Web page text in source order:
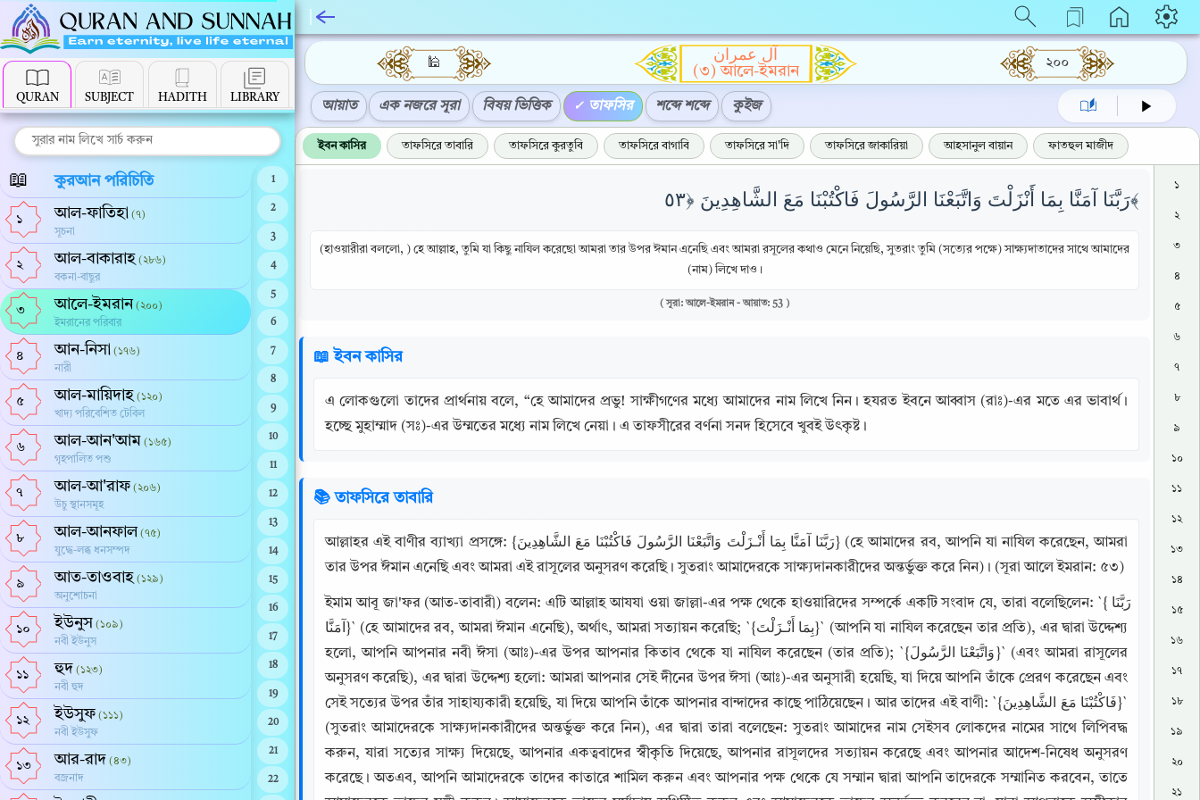
QURAN SUBJECT HADITH LIBRARY
📖 কুরআন পরিচিতি
১ আল-ফাতিহা (৭)
সূচনা
২ আল-বাকারাহ (২৮৬)
বকনা-বাছুর
৩ আলে-ইমরান (২০০)
ইমরানের পরিবার
৪ আন-নিসা (১৭৬)
নারী
৫ আল-মায়িদাহ (১২০)
খাদ্য পরিবেশিত টেবিল
৬ আল-আন'আম (১৬৫)
গৃহপালিত পশু
৭ আল-আ'রাফ (২০৬)
উচু স্থানসমূহ
৮ আল-আনফাল (৭৫)
যুদ্ধে-লব্ধ ধনসম্পদ
৯ আত-তাওবাহ (১২৯)
অনুশোচনা
১০ ইউনুস (১০৯)
নবী ইউনুস
১১ হুদ (১২৩)
নবী হুদ
১২ ইউসুফ (১১১)
নবী ইউসুফ
১৩ আর-রাদ (৪৩)
বজ্রনাদ
1
2
3
4
5
6
7
8
9
10
11
12
13
14
15
16
17
18
19
20
21
22
🕌
آل عمران
(৩) আলে-ইমরান
২০০
আয়াত এক নজরে সূরা বিষয় ভিত্তিক তাফসির শব্দে শব্দে কুইজ
ইবন কাসির তাফসিরে তাবারি তাফসিরে কুরতুবি তাফসিরে বাগাবি তাফসিরে সা'দি তাফসিরে জাকারিয়া আহসানুল বায়ান ফাতহুল মাজীদ
رَبَّنَا آمَنَّا بِمَا أَنْزَلْتَ وَاتَّبَعْنَا الرَّسُولَ فَاكْتُبْنَا مَعَ الشَّاهِدِينَ ﴿٥٣﴾
(হাওয়ারীরা বললো, ) হে আল্লাহ, তুমি যা কিছু নাযিল করেছো আমরা তার উপর ঈমান এনেছি এবং আমরা রসূলের কথাও মেনে নিয়েছি, সুতরাং তুমি (সত্যের পক্ষে) সাক্ষ্যদাতাদের সাথে আমাদের
(নাম) লিখে দাও।
( সূরা: আলে-ইমরান - আয়াত: 53 )
📖 ইবন কাসির
এ লোকগুলো তাদের প্রার্থনায় বলে, “হে আমাদের প্রভু! সাক্ষীগণের মধ্যে আমাদের নাম লিখে নিন। হযরত ইবনে আব্বাস (রাঃ)-এর মতে এর ভাবার্থ।
হচ্ছে মুহাম্মাদ (সঃ)-এর উম্মতের মধ্যে নাম লিখে নেয়া। এ তাফসীরের বর্ণনা সনদ হিসেবে খুবই উৎকৃষ্ট।
📚 তাফসিরে তাবারি
আল্লাহর এই বাণীর ব্যাখ্যা প্রসঙ্গে: {رَبَّنَا آمَنَّا بِمَا أَنْـزَلْتَ وَاتَّبَعْنَا الرَّسُولَ فَاكْتُبْنَا مَعَ الشَّاهِدِينَ} (হে আমাদের রব, আপনি যা নাযিল করেছেন, আমরা
তার উপর ঈমান এনেছি এবং আমরা এই রাসূলের অনুসরণ করেছি। সুতরাং আমাদেরকে সাক্ষ্যদানকারীদের অন্তর্ভুক্ত করে নিন)। (সূরা আলে ইমরান: ৫৩)
ইমাম আবূ জা'ফর (আত-তাবারী) বলেন: এটি আল্লাহ আযযা ওয়া জাল্লা-এর পক্ষ থেকে হাওয়ারিদের সম্পর্কে একটি সংবাদ যে, তারা বলেছিলেন: `{رَبَّنَا
آمَنَّا}` (হে আমাদের রব, আমরা ঈমান এনেছি), অর্থাৎ, আমরা সত্যায়ন করেছি; `{بِمَا أَنْـزَلْتَ}` (আপনি যা নাযিল করেছেন তার প্রতি), এর দ্বারা উদ্দেশ্য
হলো, আপনি আপনার নবী ঈসা (আঃ)-এর উপর আপনার কিতাব থেকে যা নাযিল করেছেন (তার প্রতি); `{وَاتَّبَعْنَا الرَّسُولَ}` (এবং আমরা রাসূলের
অনুসরণ করেছি), এর দ্বারা উদ্দেশ্য হলো: আমরা আপনার সেই দীনের উপর ঈসা (আঃ)-এর অনুসারী হয়েছি, যা দিয়ে আপনি তাঁকে প্রেরণ করেছেন এবং
সেই সত্যের উপর তাঁর সাহায্যকারী হয়েছি, যা দিয়ে আপনি তাঁকে আপনার বান্দাদের কাছে পাঠিয়েছেন। আর তাদের এই বাণী: `{فَاكْتُبْنَا مَعَ الشَّاهِدِينَ}`
(সুতরাং আমাদেরকে সাক্ষ্যদানকারীদের অন্তর্ভুক্ত করে নিন), এর দ্বারা তারা বলেছেন: সুতরাং আমাদের নাম সেইসব লোকদের নামের সাথে লিপিবদ্ধ
করুন, যারা সত্যের সাক্ষ্য দিয়েছে, আপনার একত্ববাদের স্বীকৃতি দিয়েছে, আপনার রাসূলদের সত্যায়ন করেছে এবং আপনার আদেশ-নিষেধ অনুসরণ
করেছে। অতএব, আপনি আমাদেরকে তাদের কাতারে শামিল করুন এবং আপনার পক্ষ থেকে যে সম্মান দ্বারা আপনি তাদেরকে সম্মানিত করবেন, তাতে
১
২
৩
৪
৫
৬
৭
৮
৯
১০
১১
১২
১৩
১৪
১৫
১৬
১৭
১৮
১৯
২০
২১
Copy